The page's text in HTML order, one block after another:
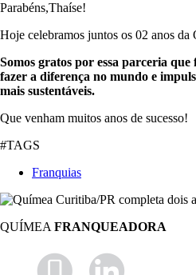
Parabéns,Thaíse!
Hoje celebramos juntos os 02 anos
Somos gratos por essa parceria
fazer a diferença no mundo e
mais sustentáveis.
Que venham muitos anos de sucesso!
#TAGS
Franquias
QUÍMEAFRANQUEADORA